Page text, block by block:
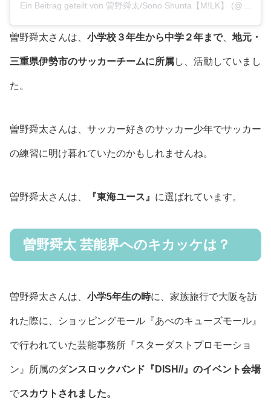
曽野舜太さんは、 小学校３年生から中学２年まで、 地元・
三重県伊勢市のサッカーチームに所属し、活動していまし
た。
曽野舜太さんは、サッカー好きのサッカー少年でサッカー
の練習に明け暮れていたのかもしれませんね。
曽野舜太さんは、 『東海ユース』 に選ばれています。
曽野舜太 芸能界へのキカッケは？
曽野舜太さんは、 小学5年生の時に、家族旅行で大阪を訪
れた際に、ショッピングモール『あべのキューズモール』
で行われていた芸能事務所『スターダストプロモーショ
ン』所属のダンスロックバンド『DISH//』のイベント会場
でスカウトされました。